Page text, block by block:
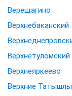
Верещагино
Верхнебаканский
Верхнетуломский
Верхнеяркеево
Верхние Татышлы